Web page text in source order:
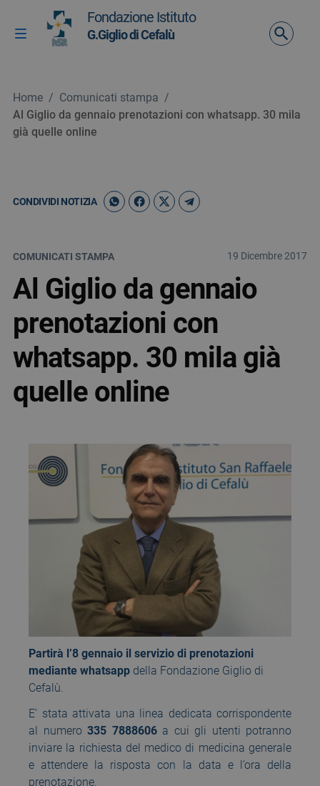
Vai ai contenuti
Vai al menu di navigazione
Vai al footer
Attiva / disattiva la navigazione
Fondazione Istituto
G.Giglio di Cefalù
Home / Comunicati stampa /
Al Giglio da gennaio prenotazioni con whatsapp. 30 mila
già quelle online
CONDIVIDI NOTIZIA
COMUNICATI STAMPA 19 Dicembre 2017
Al Giglio da gennaio
prenotazioni con
whatsapp. 30 mila già
quelle online
Partirà l’8 gennaio il servizio di prenotazioni
mediante whatsapp della Fondazione Giglio di
Cefalù.
E’ stata attivata una linea dedicata corrispondente
al numero 335 7888606a cui gli utenti potranno
inviare la richiesta del medico di medicina generale
e attendere la risposta con la data e l’ora della
prenotazione.